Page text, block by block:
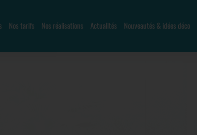
Nos tarifs Nos réalisations Actualités Nouveautés & idées déco